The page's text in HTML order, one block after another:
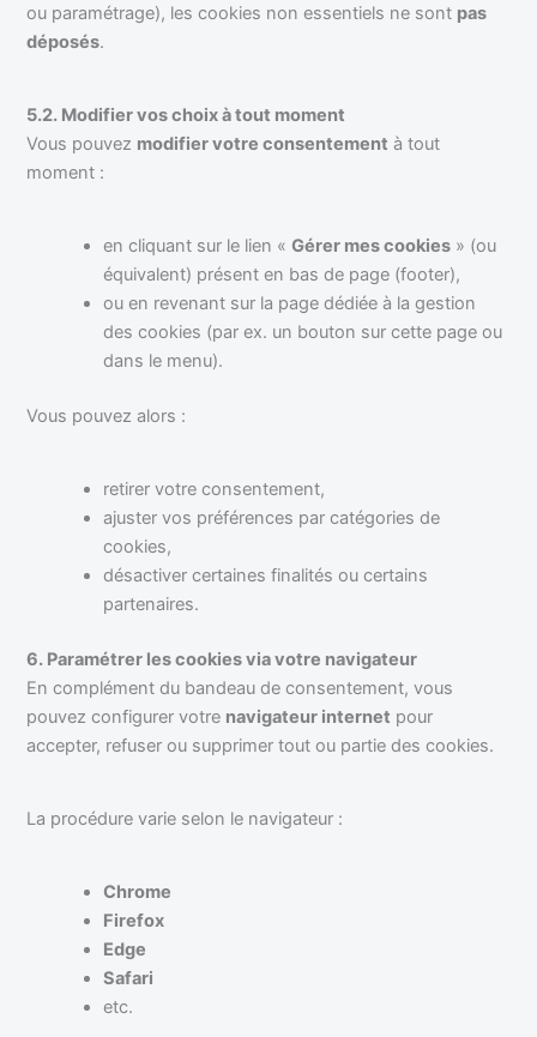
ou paramétrage), les cookies non essentiels ne sont pas
déposés.
5.2. Modifier vos choix à tout moment
Vous pouvez modifier votre consentement à tout
moment :
en cliquant sur le lien «Gérer mes cookies » (ou
équivalent) présent en bas de page (footer),
ou en revenant sur la page dédiée à la gestion
des cookies (par ex. un bouton sur cette page ou
dans le menu).
Vous pouvez alors :
retirer votre consentement,
ajuster vos préférences par catégories de
cookies,
désactiver certaines finalités ou certains
partenaires.
6. Paramétrer les cookies via votre navigateur
En complément du bandeau de consentement, vous
pouvez configurer votre navigateur internet pour
accepter, refuser ou supprimer tout ou partie des cookies.
La procédure varie selon le navigateur :
Chrome
Firefox
Edge
Safari
etc.